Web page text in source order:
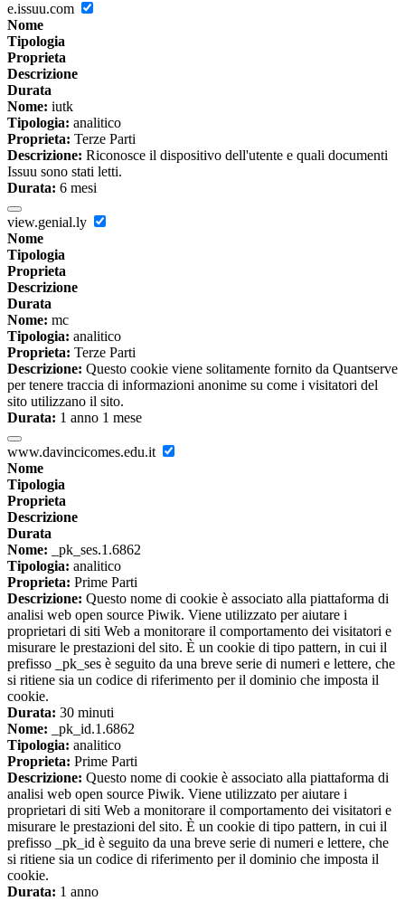
e.issuu.com
Nome
Tipologia
Proprieta
Descrizione
Durata
Nome: iutk
Tipologia: analitico
Proprieta: Terze Parti
Descrizione: Riconosce il dispositivo dell'utente e quali documenti
Issuu sono stati letti.
Durata: 6 mesi
view.genial.ly
Nome
Tipologia
Proprieta
Descrizione
Durata
Nome: mc
Tipologia: analitico
Proprieta: Terze Parti
Descrizione: Questo cookie viene solitamente fornito da Quantserve
per tenere traccia di informazioni anonime su come i visitatori del
sito utilizzano il sito.
Durata: 1 anno 1 mese
www.davincicomes.edu.it
Nome
Tipologia
Proprieta
Descrizione
Durata
Nome: _pk_ses.1.6862
Tipologia: analitico
Proprieta: Prime Parti
Descrizione: Questo nome di cookie è associato alla piattaforma di
analisi web open source Piwik. Viene utilizzato per aiutare i
proprietari di siti Web a monitorare il comportamento dei visitatori e
misurare le prestazioni del sito. È un cookie di tipo pattern, in cui il
prefisso _pk_ses è seguito da una breve serie di numeri e lettere, che
si ritiene sia un codice di riferimento per il dominio che imposta il
cookie.
Durata: 30 minuti
Nome: _pk_id.1.6862
Tipologia: analitico
Proprieta: Prime Parti
Descrizione: Questo nome di cookie è associato alla piattaforma di
analisi web open source Piwik. Viene utilizzato per aiutare i
proprietari di siti Web a monitorare il comportamento dei visitatori e
misurare le prestazioni del sito. È un cookie di tipo pattern, in cui il
prefisso _pk_id è seguito da una breve serie di numeri e lettere, che
si ritiene sia un codice di riferimento per il dominio che imposta il
cookie.
Durata: 1 anno